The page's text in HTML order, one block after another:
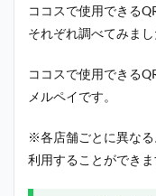
ココスで使用できる
それぞれ調べてみまし
ココスで使用できる
メルペイです。
※各店舗ごとに異なる
利用することができま